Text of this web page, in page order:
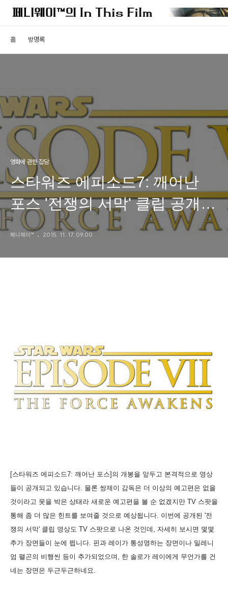
홈 방명록
영화에 관한 잡담
스타워즈 에피소드7: 깨어난
포스 '전쟁의 서막' 클립 공개
(한글자막)
페니웨이™ 2015. 11. 17. 09:00
[스타워즈 에피소드7: 깨어난 포스]의 개봉을 앞두고 본격적으로 영상
들이 공개되고 있습니다. 물론 쌍제이 감독은 더 이상의 예고편은 없을
것이라고 못을 박은 상태라 새로운 예고편을 볼 순 없겠지만 TV 스팟을
통해 좀 더 많은 힌트를 보여줄 것으로 예상됩니다. 이번에 공개된 '전
쟁의 서막' 클립 영상도 TV 스팟으로 나온 것인데, 자세히 보시면 몇몇
추가 장면들이 눈에 띕니다. 핀과 레이가 통성명하는 장면이나 밀레니
엄 팰곤의 비행씬 등이 추가되었으며, 한 솔로가 레이에게 무언가를 건
네는 장면은 두근두근하네요.